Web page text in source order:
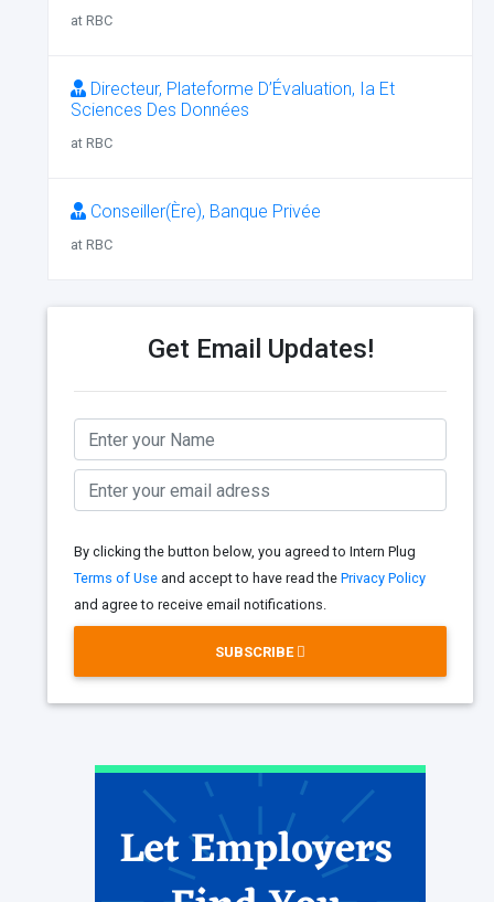
at RBC
Directeur, Plateforme D’Évaluation, Ia Et
Sciences Des Données
at RBC
Conseiller(Ère), Banque Privée
at RBC
Get Email Updates!
By clicking the button below, you agreed to Intern Plug
Terms of Use and accept to have read the Privacy Policy
and agree to receive email notifications.
SUBSCRIBE